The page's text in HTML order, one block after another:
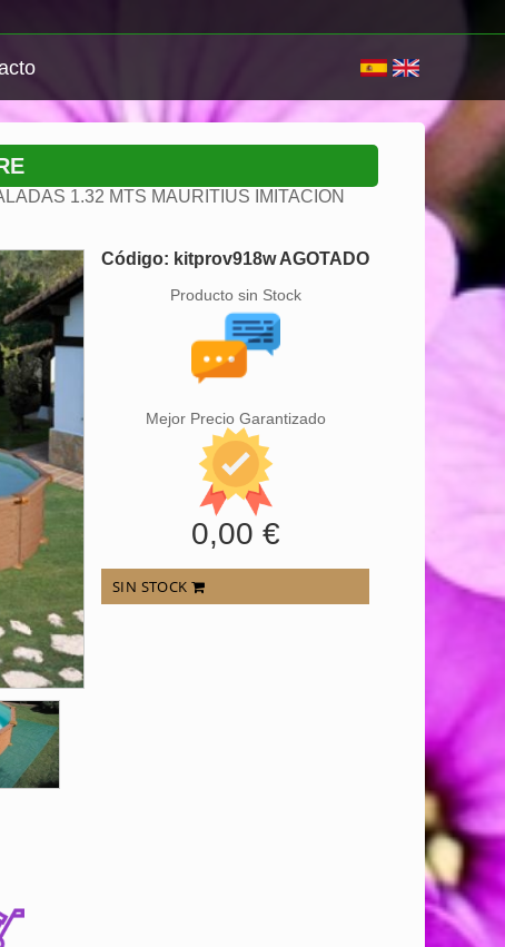
1.32 MTS MAURITIUS IMITACION
Código: kitprov918w AGOTADO
Producto sin Stock
Mejor Precio Garantizado
0,00 €
SIN STOCK